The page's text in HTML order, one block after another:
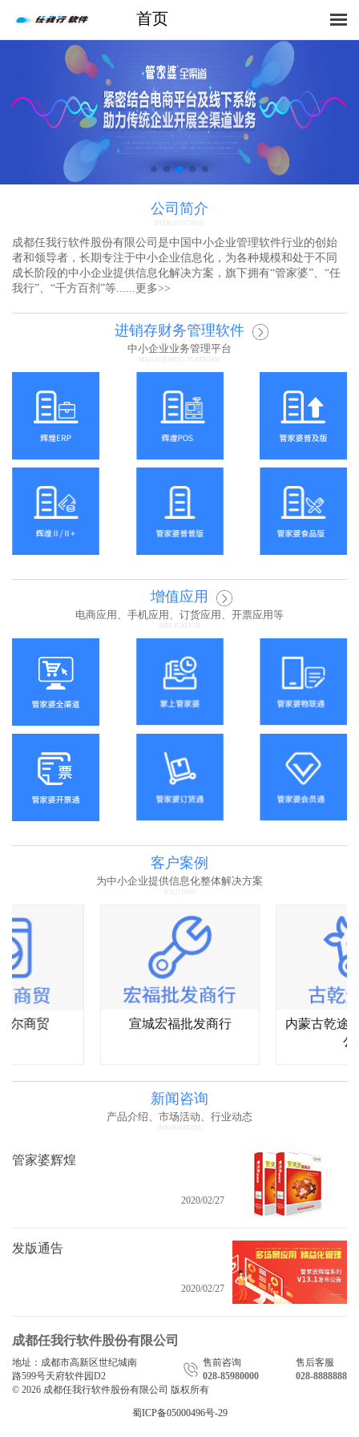
首页
公司简介
成都任我行软件股份有限公司是中国中小企业管理软件行业的创始
者和领导者，长期专注于中小企业信息化，为各种规模和处于不同
成长阶段的中小企业提供信息化解决方案，旗下拥有“管家婆”、“任
我行”、“千方百剂”等......更多>>
进销存财务管理软件
中小企业业务管理平台
MANAGEMENT PLATFORM
增值应用
电商应用、手机应用、订货应用、开票应用等
客户案例
为中小企业提供信息化整体解决方案
SOLUTION
尔商贸 宣城宏福批发商行
内蒙古乾途
公
新闻咨询
产品介绍、市场活动、行业动态
INFORMATION
管家婆辉煌
2020/02/27
发版通告
2020/02/27
成都任我行软件股份有限公司
地址：成都市高新区世纪城南
路599号天府软件园D2
售前咨询
028-85980000
售后客服
028-8888888
© 2026 成都任我行软件股份有限公司 版权所有
蜀ICP备05000496号-29